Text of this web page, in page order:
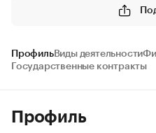
ПрофильВиды деятельности
Государственные контракты
Профиль